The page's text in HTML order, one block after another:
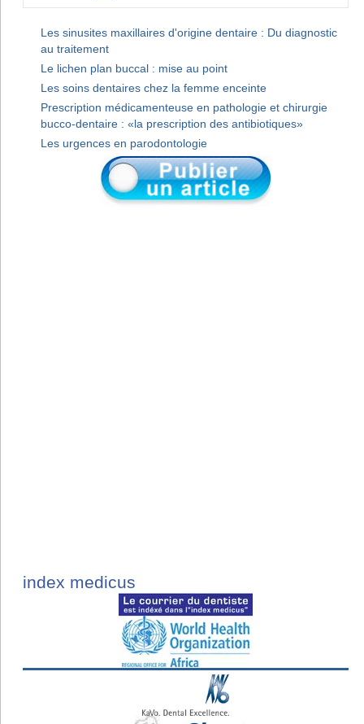
Les sinusites maxillaires d'origine dentaire : Du diagnostic
au traitement
Le lichen plan buccal : mise au point
Les soins dentaires chez la femme enceinte
Prescription médicamenteuse en pathologie et chirurgie
bucco-dentaire : «la prescription des antibiotiques»
Les urgences en parodontologie
index medicus